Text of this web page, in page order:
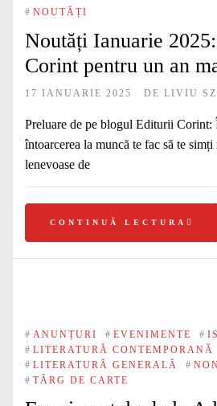
# NOUTĂȚI
Noutăți Ianuarie
Corint pentru un an
17 IANUARIE 2025 DE LIVIU
Preluare de pe blogul Editurii Corint:
întoarcerea la muncă te fac să te
lenevoase de
CONTINUĂ LECTURA
# ANUNȚURI # EVENIMENTE #
# LITERATURĂ CONTEMPORANĂ
# LITERATURĂ GENERALĂ #
# TÂRG DE CARTE